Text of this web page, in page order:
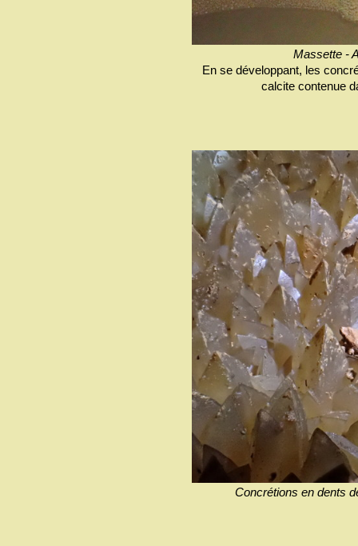
Massette -
En se développant, les
calcite contenue
Concrétions en dents